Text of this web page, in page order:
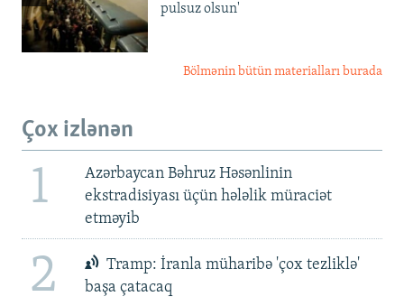
pulsuz olsun'
Bölmənin bütün materialları burada
Çox izlənən
1
Azərbaycan Bəhruz Həsənlinin
ekstradisiyası üçün hələlik müraciət
etməyib
2
Tramp: İranla müharibə 'çox tezliklə'
başa çatacaq